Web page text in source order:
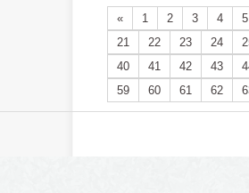
« 1 2 3 4
5
21
22 23 24
40
41 42 43
59
60 61 62